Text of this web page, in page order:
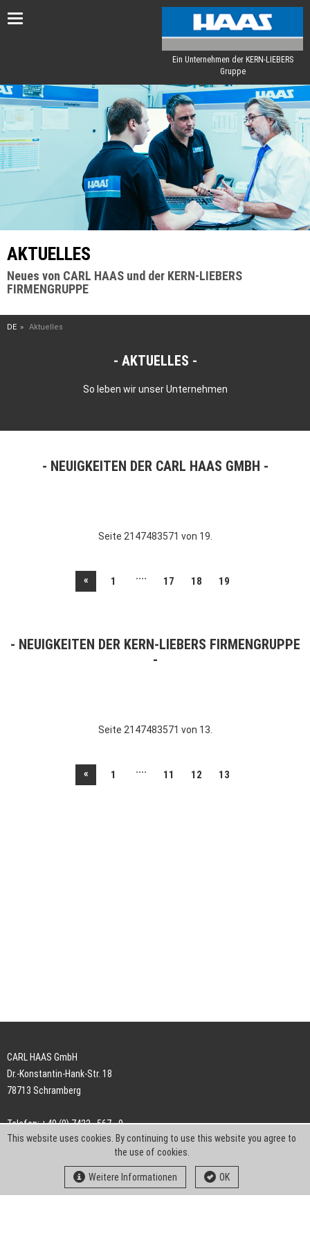
Toggle
Ein Unternehmen der KERN-LIEBERS
Gruppe
AKTUELLES
Neues von CARL HAAS und der KERN-LIEBERS
FIRMENGRUPPE
DE Aktuelles
AKTUELLES
So leben wir unser Unternehmen
NEUIGKEITEN DER CARL HAAS GMBH
Seite 2147483571 von 19.
« 1 .... 17 18 19
NEUIGKEITEN DER KERN-LIEBERS FIRMENGRUPPE
Seite 2147483571 von 13.
« 1 .... 11 12 13
CARL HAAS GmbH
Dr.-Konstantin-Hank-Str. 18
78713 Schramberg
Telefon: +49 (0) 7422 . 567 - 0
Telefax: +49 (0) 7422 . 567 - 239
info-ch@kern-liebers.com
This website uses cookies. By continuing to use this website you agree to
the use of cookies.
Weitere Informationen OK